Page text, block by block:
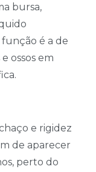
bursa,
é a de
ossos em
e rigidez
de aparecer
perto do